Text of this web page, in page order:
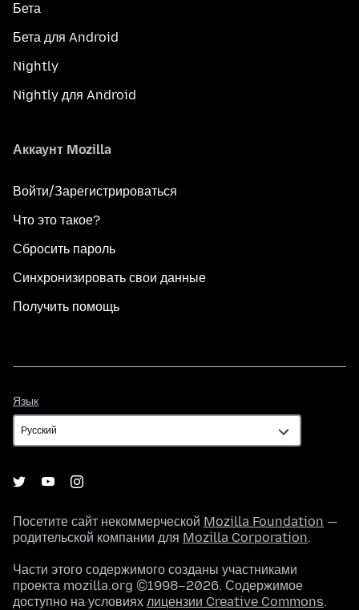
Бета
Бета для Android
Nightly
Nightly для Android
Аккаунт Mozilla
Войти/Зарегистрироваться
Что это такое?
Сбросить пароль
Синхронизировать свои данные
Получить помощь
Язык
Посетите сайт некоммерческой Mozilla Foundation —
родительской компании для Mozilla Corporation.
Части этого содержимого созданы участниками
проекта mozilla.org ©1998–2026. Содержимое
доступно на условиях лицензии Creative Commons.